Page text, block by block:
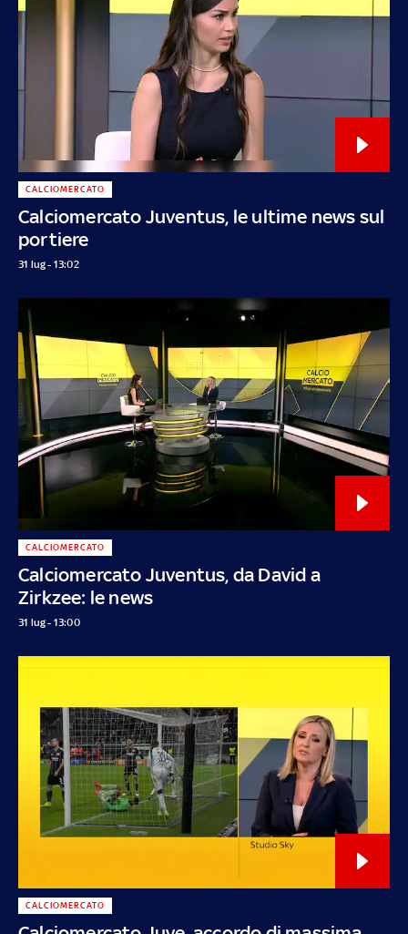
Calciomercato Juventus, le ultime news sul
portiere
CALCIOMERCATO
31 lug - 13:02
Calciomercato Juventus, da David a
Zirkzee: le news
CALCIOMERCATO
31 lug - 13:00
CALCIOMERCATO